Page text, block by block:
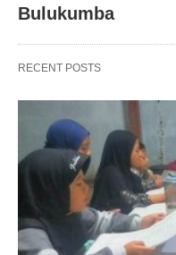
Bulukumba
RECENT POSTS